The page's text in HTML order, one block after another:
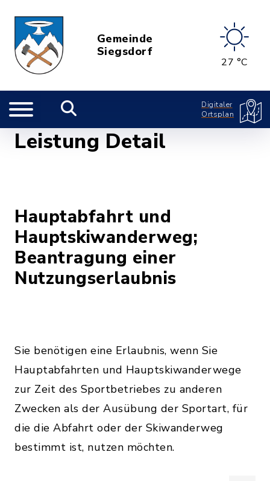
Gemeinde
Siegsdorf
27 °C
Digitaler
Ortsplan
Leistung Detail
Hauptabfahrt und
Hauptskiwanderweg;
Beantragung einer
Nutzungserlaubnis
Sie benötigen eine Erlaubnis, wenn Sie
Hauptabfahrten und Hauptskiwanderwege
zur Zeit des Sportbetriebes zu anderen
Zwecken als der Ausübung der Sportart, für
die die Abfahrt oder der Skiwanderweg
bestimmt ist, nutzen möchten.